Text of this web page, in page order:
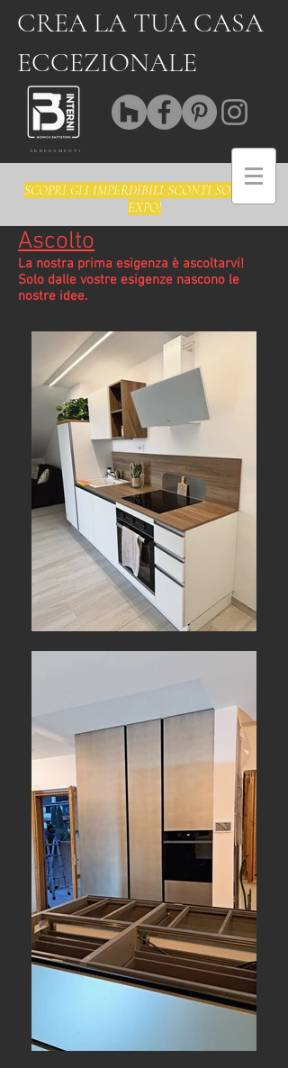
CREA LA TUA CASA
ECCEZIONALE
SCOPRI GLI IMPERDIBILI SCONTI SOLO SU
EXPO!
ARREDAMENTI
Ascolto
La nostra prima esigenza è ascoltarvi!
Solo dalle vostre esigenze nascono le
nostre idee.